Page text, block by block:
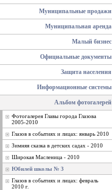
Муниципальные продажи
Муниципальная аренда
Малый бизнес
Официальные документы
Защита населения
Информационные системы
Альбом фотогалерей
Фотогалерея Главы города Глазова
2005-2010
Глазов в событиях и лицах: январь 2010
Зимняя сказка в детских садах - 2010
Широкая Масленица - 2010
Юбилей школы № 3
Глазов в событиях и лицах: февраль
2010 г.